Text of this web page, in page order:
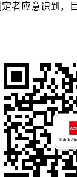
者应意识到，